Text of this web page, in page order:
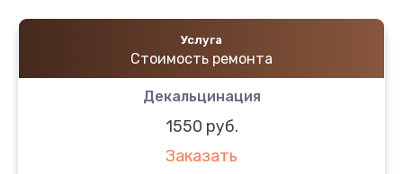
Услуга
Стоимость ремонта
Декальцинация
1550 руб.
Заказать